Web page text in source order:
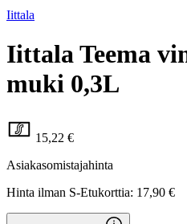
Iittala
Iittala Teema
muki 0,3L
15,22 €
Asiakasomistajahinta
Hinta ilman S-Etukorttia: 17,90 €